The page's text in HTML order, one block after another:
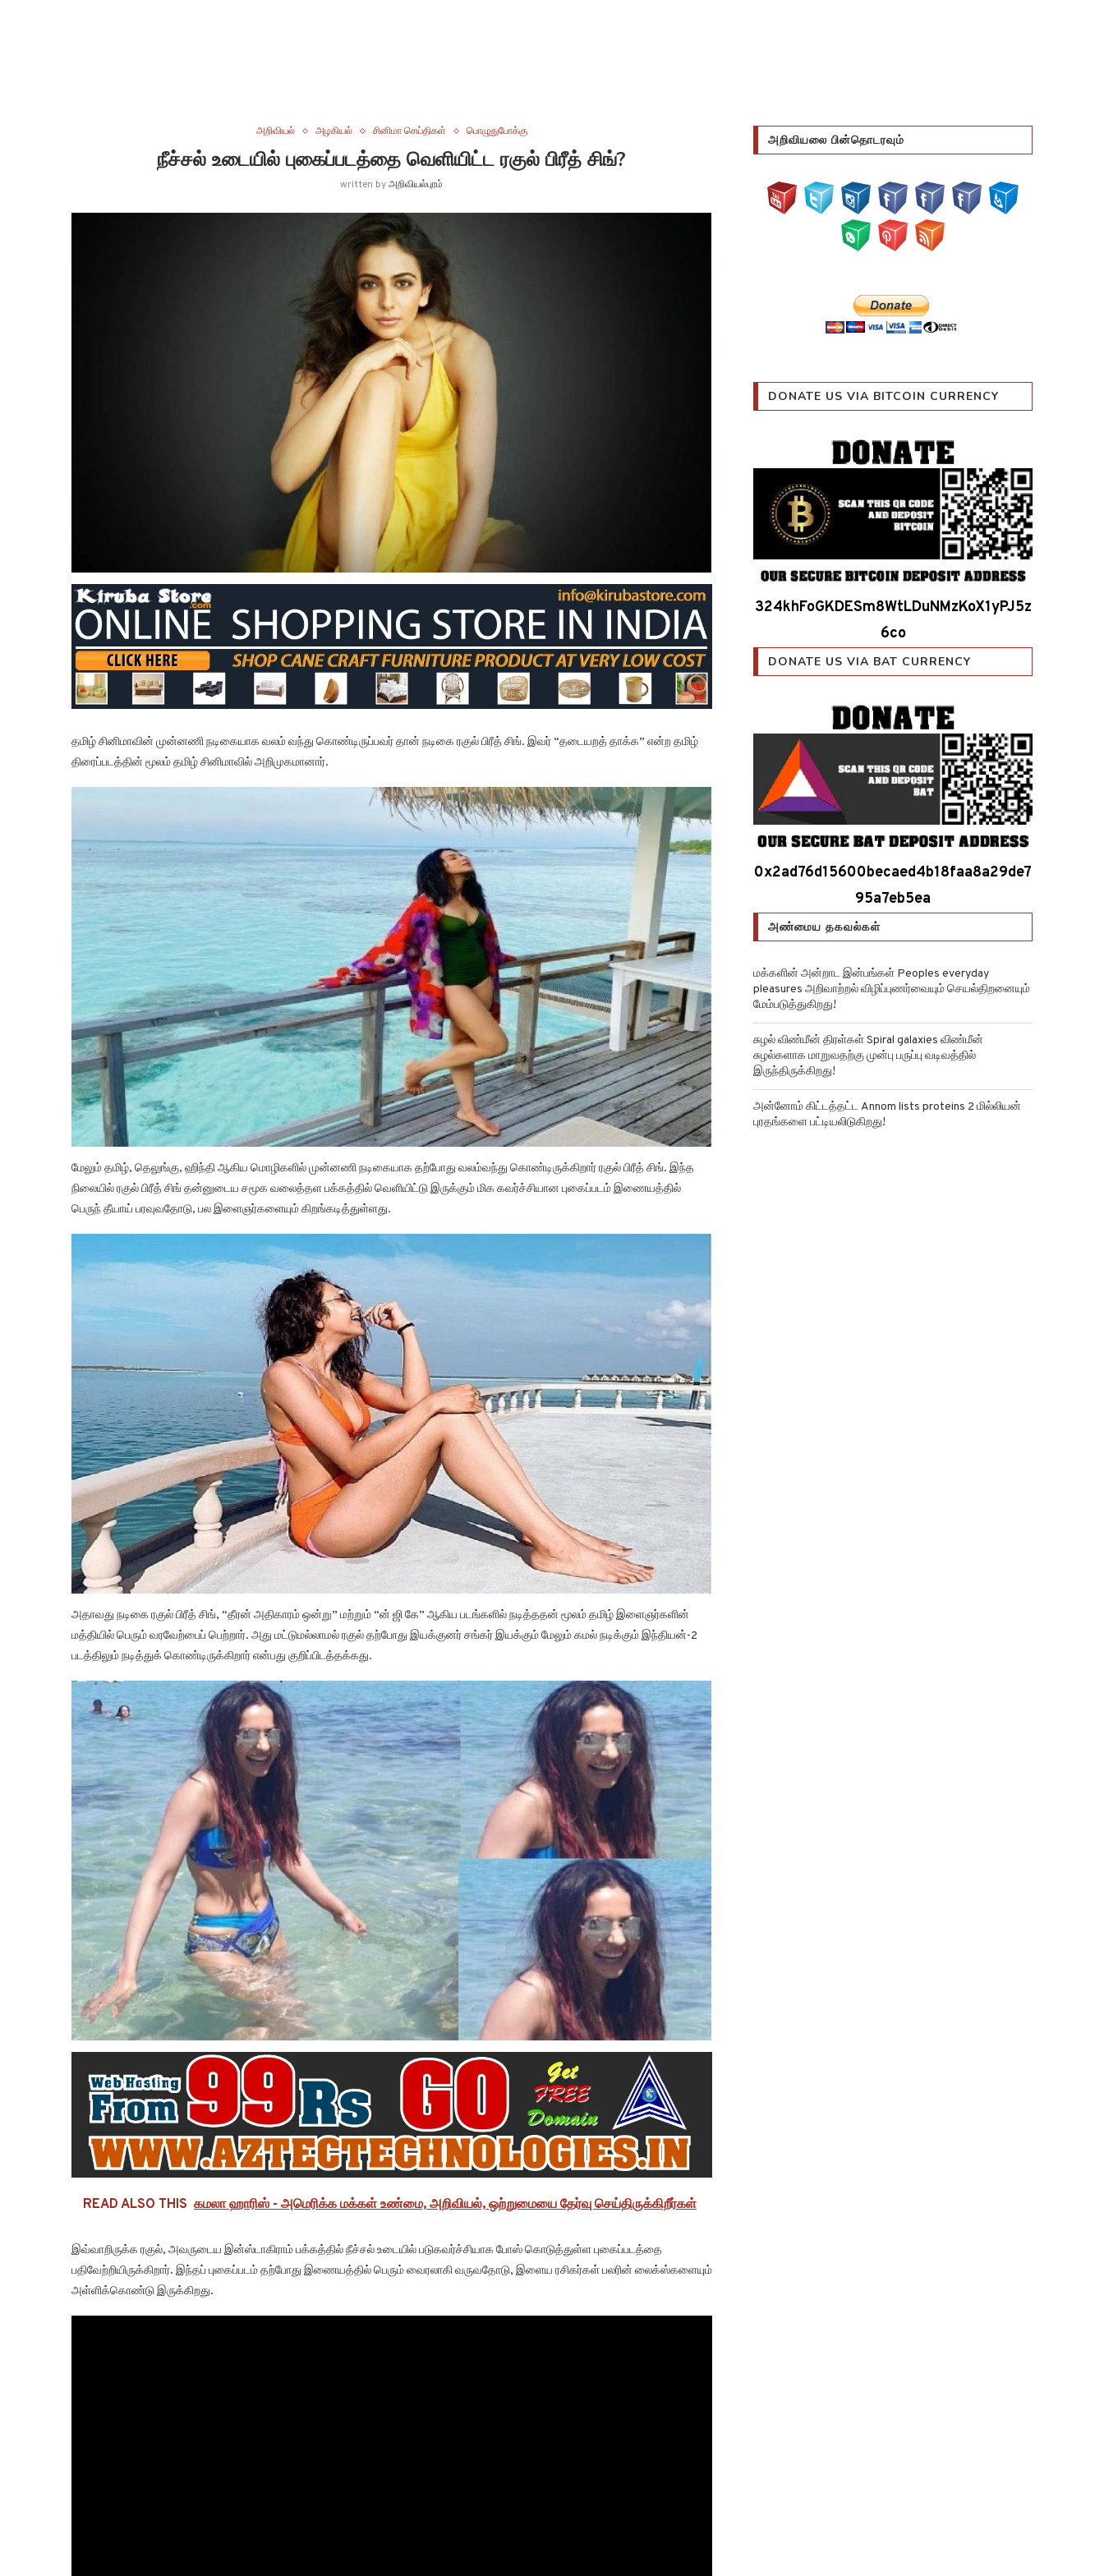
அறிவியல் அழகியல் சினிமா செய்திகள் பொழுதுபோக்கு
நீச்சல் உடையில் புகைப்படத்தை வெளியிட்ட ரகுல் பிரீத் சிங்?
written byஅறிவியல்புரம்
தமிழ் சினிமாவின் முன்னணி நடிகையாக வலம் வந்து கொண்டிருப்பவர் தான் நடிகை ரகுல் பிரீத் சிங். இவர் “தடையறத் தாக்க” என்ற தமிழ்
திரைப்படத்தின் மூலம் தமிழ் சினிமாவில் அறிமுகமானார்.
மேலும் தமிழ், தெலுங்கு, ஹிந்தி ஆகிய மொழிகளில் முன்னணி நடிகையாக தற்போது வலம்வந்து கொண்டிருக்கிறார் ரகுல் பிரீத் சிங். இந்த
நிலையில் ரகுல் பிரீத் சிங் தன்னுடைய சமூக வலைத்தள பக்கத்தில் வெளியிட்டு இருக்கும் மிக கவர்ச்சியான புகைப்படம் இணையத்தில்
பெருந் தீயாய் பரவுவதோடு, பல இளைஞர்களையும் கிறங்கடித்துள்ளது.
அதாவது நடிகை ரகுல் பிரீத் சிங், “தீரன் அதிகாரம் ஒன்று” மற்றும் “ன் ஜி கே” ஆகிய படங்களில் நடித்ததன் மூலம் தமிழ் இளைஞர்களின்
மத்தியில் பெரும் வரவேற்பைப் பெற்றார். அது மட்டுமல்லாமல் ரகுல் தற்போது இயக்குனர் சங்கர் இயக்கும் மேலும் கமல் நடிக்கும் இந்தியன்-2
படத்திலும் நடித்துக் கொண்டிருக்கிறார் என்பது குறிப்பிடத்தக்கது.
READ ALSO THIS கமலா ஹாரிஸ் - அமெரிக்க மக்கள் உண்மை, அறிவியல், ஒற்றுமையை தேர்வு செய்திருக்கிறீர்கள்
இவ்வாறிருக்க ரகுல், அவருடைய இன்ஸ்டாகிராம் பக்கத்தில் நீச்சல் உடையில் படுகவர்ச்சியாக போஸ் கொடுத்துள்ள புகைப்படத்தை
பதிவேற்றியிருக்கிறார். இந்தப் புகைப்படம் தற்போது இணையத்தில் பெரும் வைரலாகி வருவதோடு, இளைய ரசிகர்கள் பலரின் லைக்ஸ்களையும்
அள்ளிக்கொண்டு இருக்கிறது.
அறிவியலை பின்தொடரவும்
DONATE US VIA BITCOIN CURRENCY
324khFoGKDESm8WtLDuNMzKoX1yPJ5z
6co
DONATE US VIA BAT CURRENCY
0x2ad76d15600becaed4b18faa8a29de7
95a7eb5ea
அண்மைய தகவல்கள்
மக்களின் அன்றாட இன்பங்கள் Peoples everyday
pleasures அறிவாற்றல் விழிப்புணர்வையும் செயல்திறனையும்
மேம்படுத்துகிறது!
சுழல் விண்மீன் திரள்கள் Spiral galaxies விண்மீன்
சுழல்களாக மாறுவதற்கு முன்பு பருப்பு வடிவத்தில்
இருந்திருக்கிறது!
அன்னோம் கிட்டத்தட்ட Annom lists proteins 2 மில்லியன்
புரதங்களை பட்டியலிடுகிறது!